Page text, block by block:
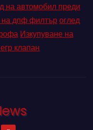
на автомобил преди
дпф филтъроглед
Изкупуване на
клапан